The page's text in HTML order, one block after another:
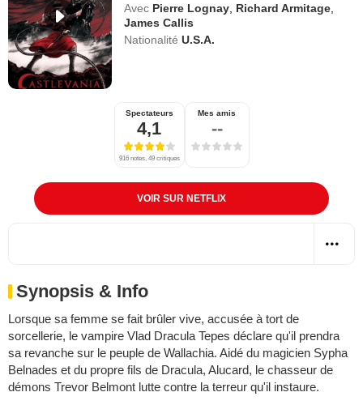
Avec Pierre Lognay Richard Armitage
James Callis
Nationalité U.S.A.
Spectateurs
4,1
916 notes, 49 critiques
Mes amis
--
VOIR SUR NETFLIX
Synopsis & Info
Lorsque sa femme se fait brûler vive, accusée à tort de
sorcellerie, le vampire Vlad Dracula Tepes déclare qu'il prendra
sa revanche sur le peuple de Wallachia. Aidé du magicien Sypha
Belnades et du propre fils de Dracula, Alucard, le chasseur de
démons Trevor Belmont lutte contre la terreur qu'il instaure.